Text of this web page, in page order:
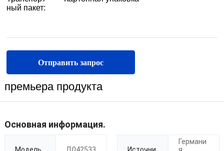
Отправить запрос
премьера продукта